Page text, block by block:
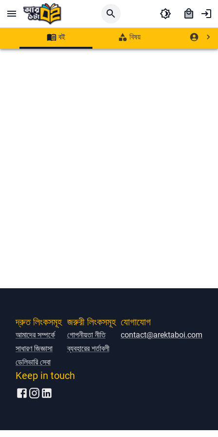
বই বিষয় লেখক
দ্রুত লিংকসমূহ
আমাদের সম্পর্কে
সাধারণ জিজ্ঞাসা
ডেলিভারি সেবা
জরুরী লিংকসমূহ
গোপনীয়তা নীতি
ব্যবহারের শর্তাবলী
যোগাযোগ
contact@arektaboi.com
Keep in touch